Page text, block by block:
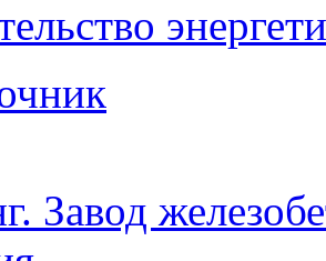
Завод